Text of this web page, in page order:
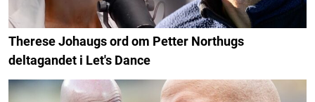
Therese Johaugs ord om Petter Northugs
deltagandet i Let's Dance